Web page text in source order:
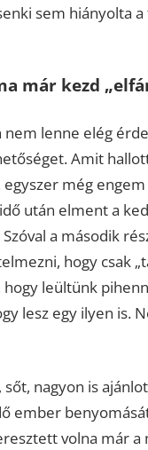
sem hiányolta a
már kezd
lenne elég
Amit
még
után elment a
a második
hogy csak
leültünk
lesz egy ilyen is.
nagyon is
ember
volna már a